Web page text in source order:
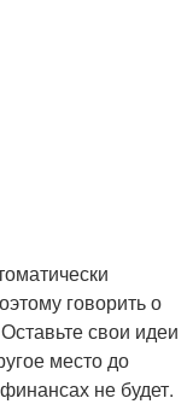
говорить о
свои идеи
место до
не будет.